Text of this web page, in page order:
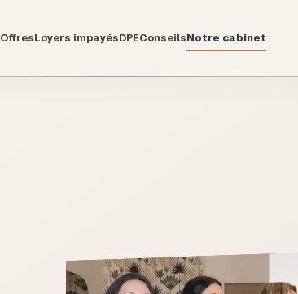
OffresLoyers impayésDPEConseilsNotre cabinet